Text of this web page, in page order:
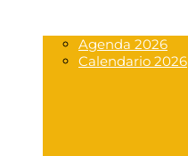
Agenda 2026
Calendario 2026